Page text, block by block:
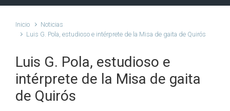
Inicio
Noticias
Luis G. Pola, estudioso e intérprete de la Misa de gaita de Quirós
Luis G. Pola, estudioso e
intérprete de la Misa de gaita
de Quirós